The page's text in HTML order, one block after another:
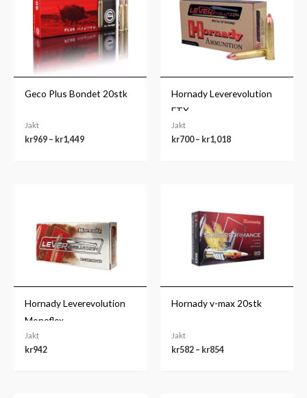
Geco Plus Bondet 20stk
Jakt
kr969 – kr1,449
kr1,449
Hornady Leverevolution
FTX
Jakt
kr700– kr1,018
kr1,018
Hornady Leverevolution
Monoflex
Jakt
kr942
Hornady v-max 20stk
Jakt
kr582 – kr854
til
kr854